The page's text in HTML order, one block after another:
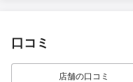
口コミ
店舗の口コミ